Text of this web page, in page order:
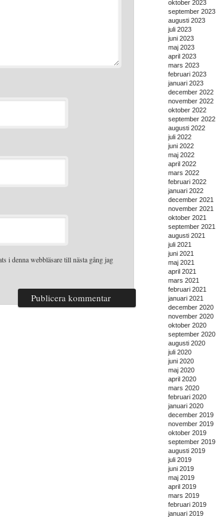
i denna webbläsare till nästa gång jag
oktober 2023
september 2023
augusti 2023
juli 2023
juni 2023
maj 2023
april 2023
mars 2023
februari 2023
januari 2023
december 2022
november 2022
oktober 2022
september 2022
augusti 2022
juli 2022
juni 2022
maj 2022
april 2022
mars 2022
februari 2022
januari 2022
december 2021
november 2021
oktober 2021
september 2021
augusti 2021
juli 2021
juni 2021
maj 2021
april 2021
mars 2021
februari 2021
januari 2021
december 2020
november 2020
oktober 2020
september 2020
augusti 2020
juli 2020
juni 2020
maj 2020
april 2020
mars 2020
februari 2020
januari 2020
december 2019
november 2019
oktober 2019
september 2019
augusti 2019
juli 2019
juni 2019
maj 2019
april 2019
mars 2019
februari 2019
januari 2019